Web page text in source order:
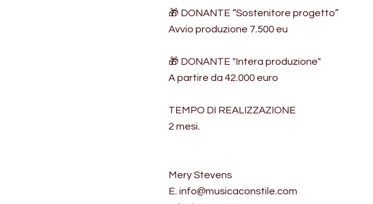
🎁 DONANTE “Sostenitore progetto”
Avvio produzione 7.500 eu
🎁 DONANTE "Intera produzione"
A partire da 42.000 euro
TEMPO DI REALIZZAZIONE
2 mesi.
Mery Stevens
E. info@musicaconstile.com